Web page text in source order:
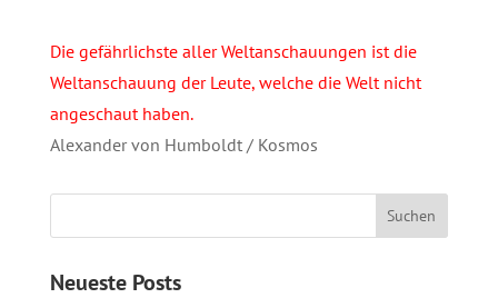
Die gefährlichste aller Weltanschauungen ist die
Weltanschauung der Leute, welche die Welt nicht
angeschaut haben.
Alexander von Humboldt / Kosmos
Neueste Posts